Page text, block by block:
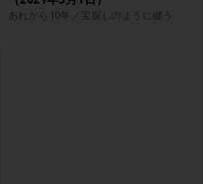
あれから10年／宝探しのように纏う